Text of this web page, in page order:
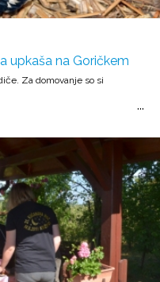
upkaša na Goričkem
Za domovanje so si